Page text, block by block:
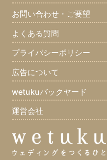
お問い合わせ・ご要望
よくある質問
プライバシーポリシー
広告について
wetukuバックヤード
運営会社